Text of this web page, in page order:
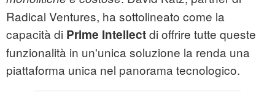
Radical Ventures, ha sottolineato come la
capacità di Prime Intellectdi offrire tutte queste
funzionalità in un'unica soluzione la renda una
piattaforma unica nel panorama tecnologico.